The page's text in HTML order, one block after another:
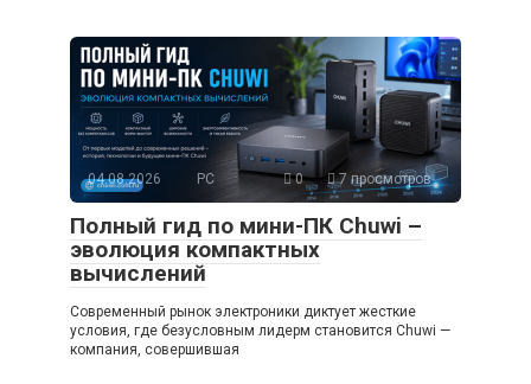
04.08.2026 PC 0 7 просмотров
Полный гид по мини-ПК Chuwi –
эволюция компактных
вычислений
Современный рынок электроники диктует жесткие
условия, где безусловным лидерм становится Chuwi —
компания, совершившая